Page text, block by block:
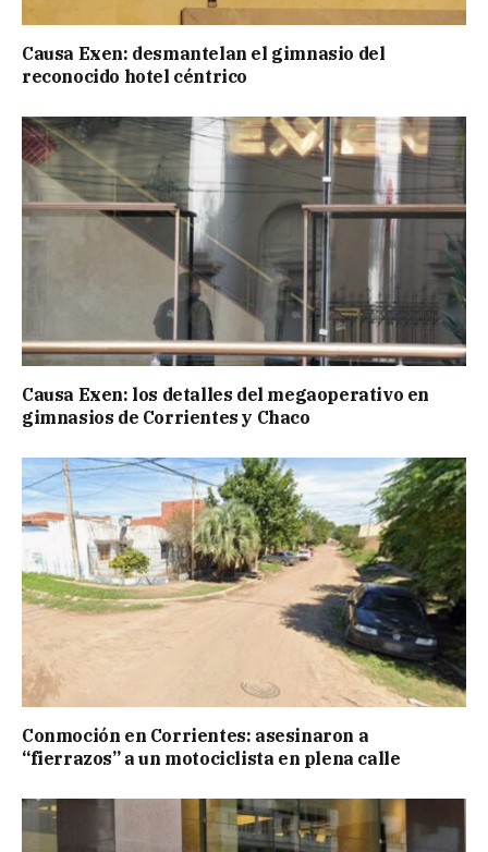
Causa Exen: desmantelan el gimnasio del
reconocido hotel céntrico
Causa Exen: los detalles del megaoperativo en
gimnasios de Corrientes y Chaco
Conmoción en Corrientes: asesinaron a
“fierrazos” a un motociclista en plena calle